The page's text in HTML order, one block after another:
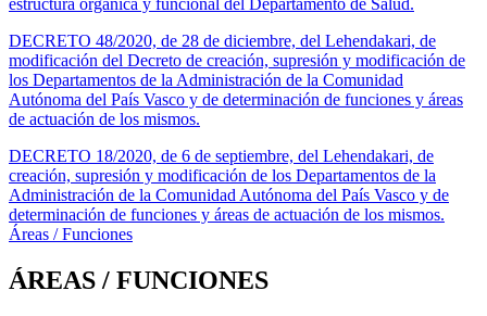
estructura orgánica y funcional del Departamento de Salud.
DECRETO 48/2020, de 28 de diciembre, del Lehendakari, de
modificación del Decreto de creación, supresión y modificación de
los Departamentos de la Administración de la Comunidad
Autónoma del País Vasco y de determinación de funciones y áreas
de actuación de los mismos.
DECRETO 18/2020, de 6 de septiembre, del Lehendakari, de
creación, supresión y modificación de los Departamentos de la
Administración de la Comunidad Autónoma del País Vasco y de
determinación de funciones y áreas de actuación de los mismos.
Áreas / Funciones
ÁREAS / FUNCIONES